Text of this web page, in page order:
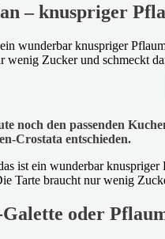
– knuspriger
noch den passenden
Crostata entschieden.
oder